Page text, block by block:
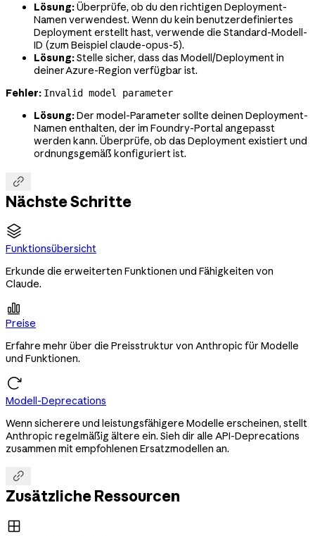
Lösung:Überprüfe, ob du den richtigen Deployment-
Namen verwendest. Wenn du kein benutzerdefiniertes
Deployment erstellt hast, verwende die Standard-Modell-
ID (zum Beispiel claude-opus-5).
Lösung:Stelle sicher, dass das Modell/Deployment in
deiner Azure-Region verfügbar ist.
Fehler: Invalid model parameter
Lösung:Der model-Parameter sollte deinen Deployment-
Namen enthalten, der im Foundry-Portal angepasst
werden kann. Überprüfe, ob das Deployment existiert und
ordnungsgemäß konfiguriert ist.

Nächste Schritte
Funktionsübersicht
Erkunde die erweiterten Funktionen und Fähigkeiten von
Claude.

Preise
Erfahre mehr über die Preisstruktur von Anthropic für Modelle
und Funktionen.
Modell-Deprecations
Wenn sicherere und leistungsfähigere Modelle erscheinen, stellt
Anthropic regelmäßig ältere ein. Sieh dir alle API-Deprecations
zusammen mit empfohlenen Ersatzmodellen an.

Zusätzliche Ressourcen